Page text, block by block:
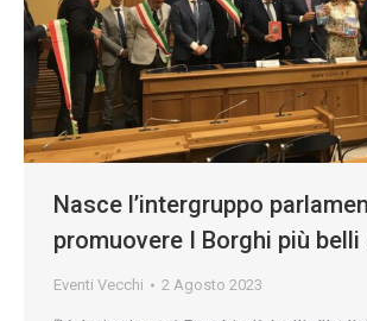
Nasce l’intergruppo
promuovere I Borghi più belli
Eventi Vecchi 2 Agosto 2023